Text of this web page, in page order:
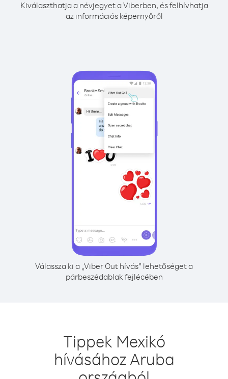
Kiválaszthatja a névjegyet a Viberben, és felhívhatja
az információs képernyőről
Válassza ki a „Viber Out hívás” lehetőséget a
párbeszédablak fejlécében
Tippek Mexikó
hívásához Aruba